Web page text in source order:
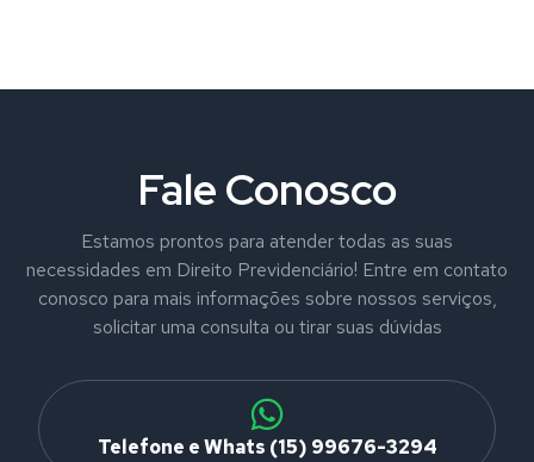
Fale Conosco
Estamos prontos para atender todas as suas
necessidades em Direito Previdenciário! Entre em contato
conosco para mais informações sobre nossos serviços,
solicitar uma consulta ou tirar suas dúvidas
Telefone e Whats (15) 99676-3294